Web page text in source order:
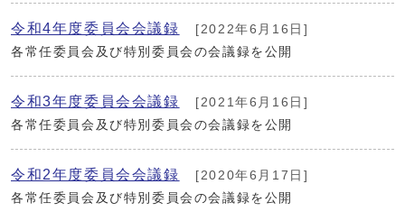
令和4年度委員会会議録
[2022年6月16日]
各常任委員会及び特別委員会の会議録を公開
令和3年度委員会会議録
[2021年6月16日]
各常任委員会及び特別委員会の会議録を公開
令和2年度委員会会議録
[2020年6月17日]
各常任委員会及び特別委員会の会議録を公開